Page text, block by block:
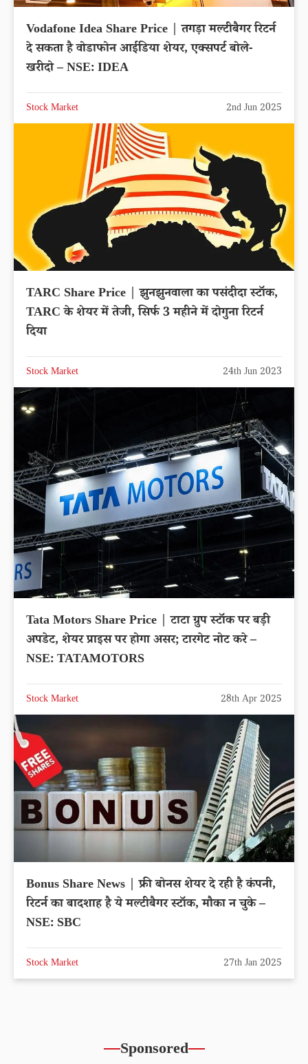
Vodafone Idea Share Price | तगड़ा मल्टीबैगर रिटर्न
दे सकता है वोडाफोन आईडिया शेयर, एक्सपर्ट बोले-
खरीदो – NSE: IDEA
Stock Market 2nd Jun 2025
TARC Share Price | झुनझुनवाला का पसंदीदा स्टॉक,
TARC के शेयर में तेजी, सिर्फ 3 महीने में दोगुना रिटर्न
दिया
Stock Market 24th Jun 2023
Tata Motors Share Price | टाटा ग्रुप स्टॉक पर बड़ी
अपडेट, शेयर प्राइस पर होगा असर; टारगेट नोट करे –
NSE: TATAMOTORS
Stock Market 28th Apr 2025
Bonus Share News | फ्री बोनस शेयर दे रही है कंपनी,
रिटर्न का बादशाह है ये मल्टीबैगर स्टॉक, मौका न चुके –
NSE: SBC
Stock Market 27th Jan 2025
Sponsored